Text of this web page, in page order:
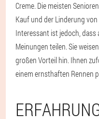
Creme. Die meisten
Kauf und der Linderung
Interessant ist jedoch,
Meinungen teilen. Sie
großen Vorteil hin. Ihnen
einem ernsthaften Rennen